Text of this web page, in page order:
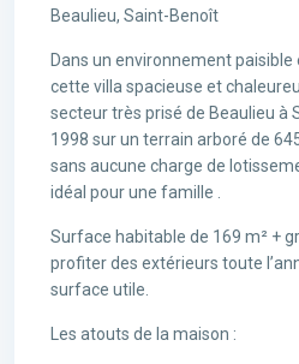
Beaulieu, Saint-Benoît
Dans un environnement
cette villa spacieuse et
secteur très prisé de Beaulieu à
1998 sur un terrain arboré de
sans aucune charge de
idéal pour une famille .
Surface habitable de 169 m² +
profiter des extérieurs toute
surface utile.
Les atouts de la maison :